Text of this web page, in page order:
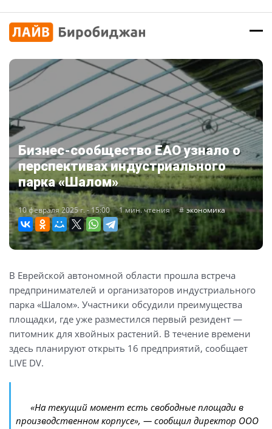
Бизнес-сообщество ЕАО узнало о
перспективах индустриального
парка «Шалом»
10 февраля 2025 г. - 15:00 1 мин. чтения экономика
В Еврейской автономной области прошла встреча
предпринимателей и организаторов индустриального
парка «Шалом». Участники обсудили преимущества
площадки, где уже разместился первый резидент —
питомник для хвойных растений. В течение времени
здесь планируют открыть 16 предприятий, сообщает
LIVE DV.
«На текущий момент есть свободные площади в
производственном корпусе», — сообщил директор ООО